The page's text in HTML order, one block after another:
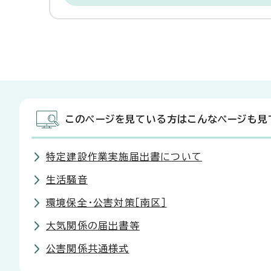
このページを見ている方はこんなページも見
特定建設作業実施届出書について
生活騒音
環境保全・公害対策［南区］
大気関係の届出書等
公害関係共通様式